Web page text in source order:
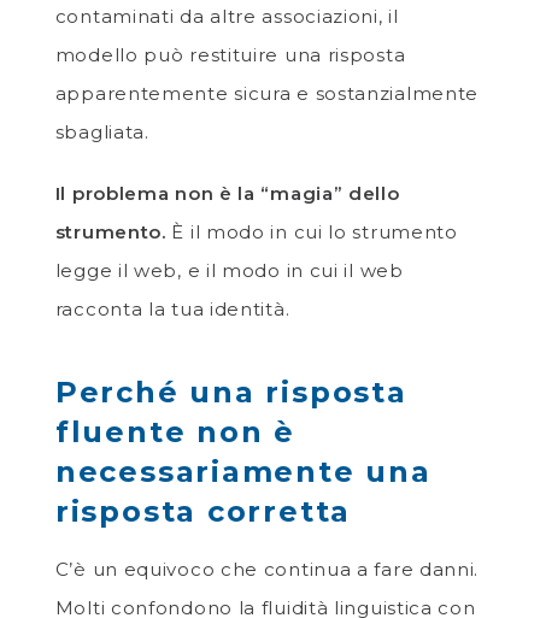
contaminati da altre associazioni, il
modello può restituire una risposta
apparentemente sicura e sostanzialmente
sbagliata.
Il problema non è la “magia” dello
strumento. È il modo in cui lo strumento
legge il web, e il modo in cui il web
racconta la tua identità.
Perché una risposta
fluente non è
necessariamente una
risposta corretta
C’è un equivoco che continua a fare danni.
Molti confondono la fluidità linguistica con